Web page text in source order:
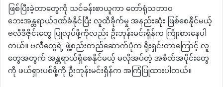
ဖြစ်ပြီးခဲ့တာတွေကို သင်ခန်းစာယူကာ တော်ရုံသဘာဝ
ဘေးအန္တရာယ်ဒဏ်ခံနိုင်ပြီး လူထိခိုက်မှု အနည်းဆုံး ဖြစ်စေနိုင်မယ့်
ဗလီဒီဇိုင်းတွေ ပြုလုပ်ဖို့ကိုလည်း ဦးဘုန်းမင်းရှိန်က ကြိုးစားနေပါ
တယ်။ ဗလီတွေရဲ့ ဖွဲ့စည်းတည်‌ဆောက်ပုံက ရိုးရှင်းတာကြောင့် လူ
တွေအတွက် အန္တရာယ်ရှိစေနိုင်မယ့် မလိုအပ်တဲ့ အစိတ်အပိုင်းတွေ
ကို ဖယ်ရှားပစ်ဖို့ကို ဦးဘုန်းမင်းရှိန်က အကြံပြုထားပါတယ်။